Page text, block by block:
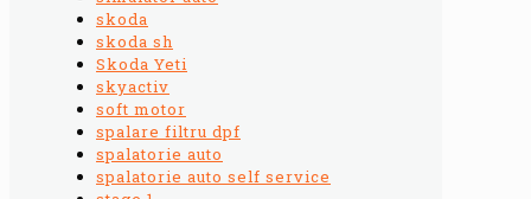
skoda
skoda sh
Skoda Yeti
skyactiv
soft motor
spalare filtru dpf
spalatorie auto
spalatorie auto self service